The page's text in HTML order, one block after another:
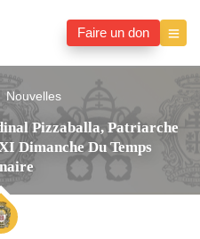
Faire un don
Nouvelles
Pizzaballa, Patriarche
Dimanche Du Temps